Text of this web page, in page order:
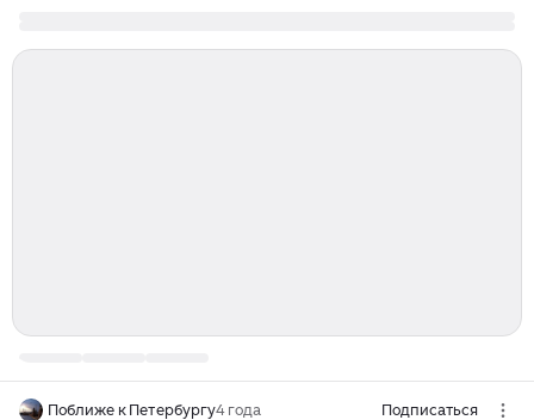
Поближе к Петербургу4 года Подписаться